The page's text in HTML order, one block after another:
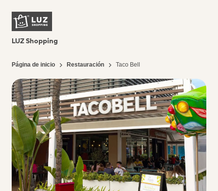
LUZ Shopping
Página de inicio Restauración Taco Bell